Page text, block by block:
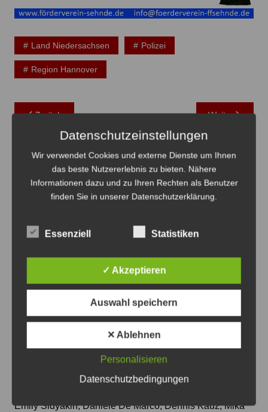
Land Niedersachsen Polizei
Region Hannover
Beitragsnavigation
Zurück Weiter
Das könnte Sie auch interessieren
Elf junge Menschen haben ihre Ausbildung bei der
Volksbank begonnen. Gemeinsam mit den
Ausbildungsleiterinnen Philine Fleske und Janna Lou
Marx starten sie in ihre berufliche Zukunft: Janna Lou
Marx, Louis Schiwe, Theo Türk, Eric Schimmel, Mika
Emily Sidyakin, Daniele De Marco, Dennis Kauz, Mika
Datenschutzeinstellungen
Wir verwendet Cookies und externe Dienste um Ihnen
das beste Nutzererlebnis zu bieten. Nähere
Informationen dazu und zu Ihren Rechten als Benutzer
finden Sie in unserer Datenschutzerklärung.
Essenziell Statistiken
✓ Akzeptieren
Auswahl speichern
✕ Ablehnen
Personalisieren
Datenschutzbedingungen